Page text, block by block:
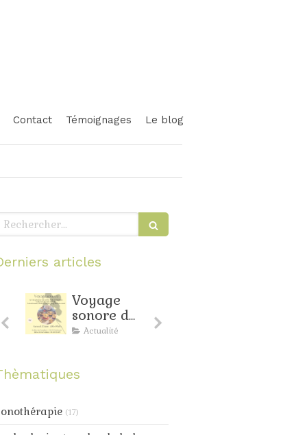
Contact Témoignages Le blog
Rechercher
articles
Voyage
sonore de
juin à
Actualité
(17)